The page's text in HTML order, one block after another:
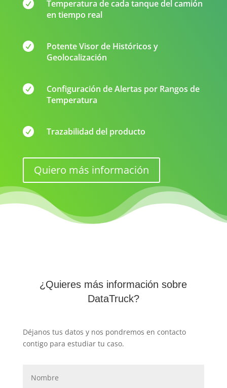

Temperatura de cada tanque del camión
en tiempo real

Potente Visor de Históricos y
Geolocalización

Configuración de Alertas por Rangos de
Temperatura
 Trazabilidad del producto
Quiero más información
¿Quieres más información sobre
DataTruck?
Déjanos tus datos y nos pondremos en contacto
contigo para estudiar tu caso.